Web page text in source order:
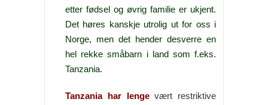
etter fødsel og øvrig familie er ukjent.
Det høres kanskje utrolig ut for oss i
Norge, men det hender desverre en
hel rekke småbarn i land som f.eks.
Tanzania.
Tanzania har lenge vært restriktive